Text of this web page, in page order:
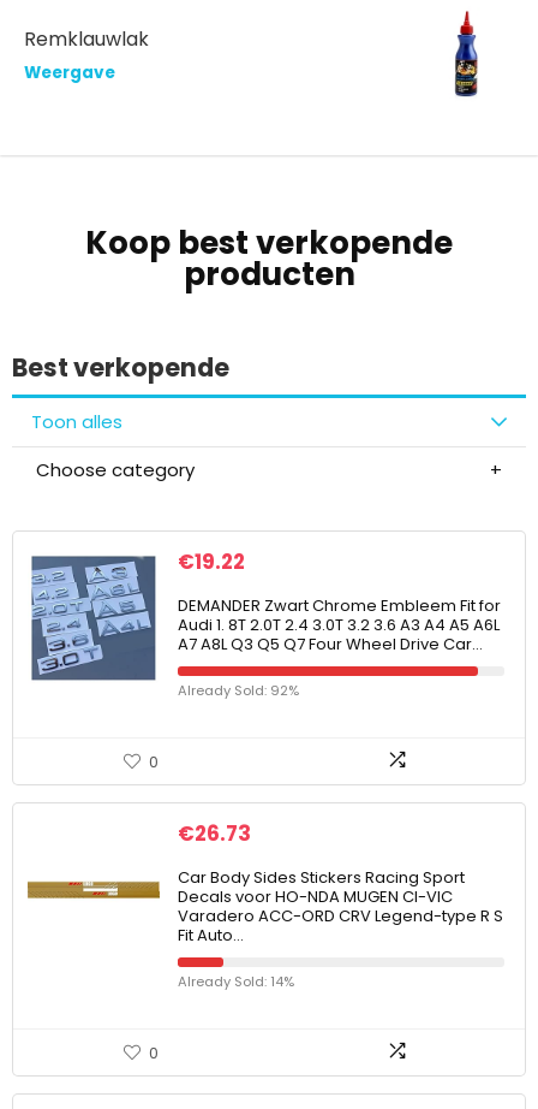
Remklauwlak
Weergave
Koop best verkopende
producten
Best verkopende
Toon alles
Choose category
€19.22
DEMANDER Zwart Chrome Embleem Fit for
Audi 1. 8T 2.0T 2.4 3.0T 3.2 3.6 A3 A4 A5 A6L
A7 A8L Q3 Q5 Q7 Four Wheel Drive Car…
Already Sold: 92%
0
€26.73
Car Body Sides Stickers Racing Sport
Decals voor HO-NDA MUGEN CI-VIC
Varadero ACC-ORD CRV Legend-type R S
Fit Auto…
Already Sold: 14%
0